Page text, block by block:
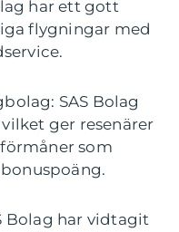
har ett gott
flygningar med
SAS Bolag
ger resenärer
som
Bolag har vidtagit